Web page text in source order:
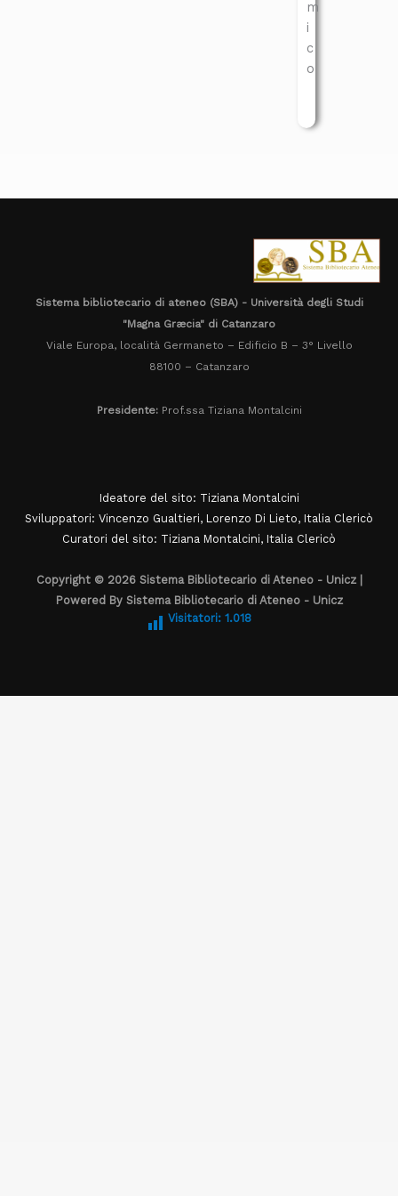
m
i
c
o
Sistema bibliotecario di ateneo (SBA) - Università degli Studi
"Magna Græcia" di Catanzaro
Viale Europa, località Germaneto – Edificio B – 3° Livello
88100 – Catanzaro
Presidente:Prof.ssa Tiziana Montalcini
Ideatore del sito: Tiziana Montalcini
Sviluppatori: Vincenzo Gualtieri, Lorenzo Di Lieto, Italia Clericò
Curatori del sito: Tiziana Montalcini, Italia Clericò
Copyright © 2026 Sistema Bibliotecario di Ateneo - Unicz |
Powered By Sistema Bibliotecario di Ateneo - Unicz
Visitatori: 1.018